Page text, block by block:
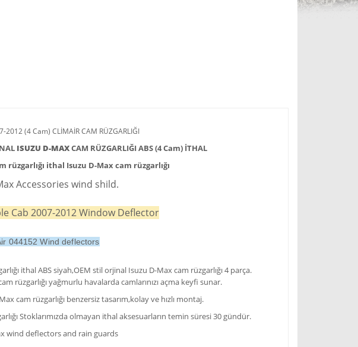
2012 (4 Cam) CLİMAİR CAM RÜZGARLIĞI
ISUZU D-MAXCAM RÜZGARLIĞI ABS (4 Cam) İTHAL
rüzgarlığı ithal Isuzu D-Max cam rüzgarlığı
Accessories wind shild.
Cab 2007-2012 Window Deflector
044152 Wind deflectors
ithal ABS siyah,OEM stil orjinal Isuzu D-Maxcam rüzgarlığı 4 parça.
rüzgarlığı yağmurlu havalarda camlarınızı açma keyfi sunar.
cam rüzgarlığı benzersiz tasarım,kolay ve hızlı montaj.
Stoklarımızda olmayan ithal aksesuarların temin süresi 30 gündür.
wind deflectors and rain guards